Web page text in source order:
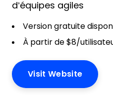
d’équipes agiles
Version gratuite
À partir de $8/
Visit Website